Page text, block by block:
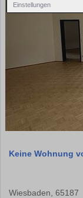
Einstellungen
Keine Wohnung
Wiesbaden, 65187